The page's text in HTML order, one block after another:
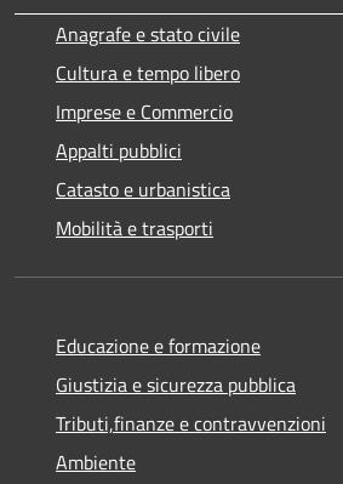
Anagrafe e stato civile
Cultura e tempo libero
Imprese e Commercio
Appalti pubblici
Catasto e urbanistica
Mobilità e trasporti
Educazione e formazione
Giustizia e sicurezza pubblica
Tributi,finanze e contravvenzioni
Ambiente